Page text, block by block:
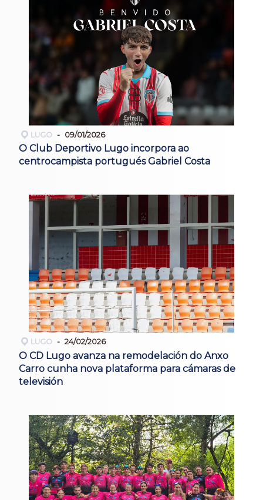
LUGO 09/01/2026
O Club Deportivo Lugo incorpora ao
centrocampista portugués Gabriel Costa
LUGO 24/02/2026
O CD Lugo avanza na remodelación do Anxo
Carro cunha nova plataforma para cámaras de
televisión